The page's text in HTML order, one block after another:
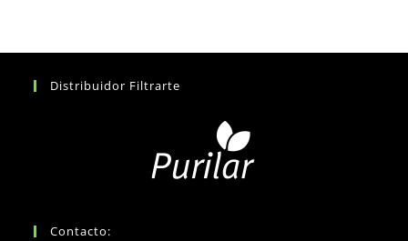
Distribuidor Filtrarte
Contacto: